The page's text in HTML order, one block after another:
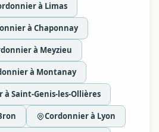
à Limas
à Chaponnay
à Meyzieu
à Montanay
à Saint-Genis-les-Ollières
Cordonnier à Lyon